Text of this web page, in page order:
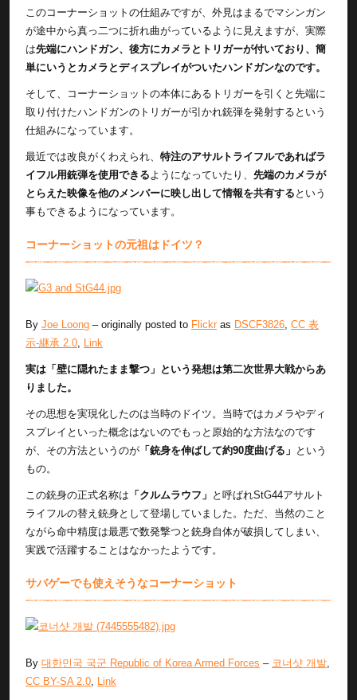
このコーナーショットの仕組みですが、外見はまるでマシンガン
が途中から真っ二つに折れ曲がっているように見えますが、実際
は先端にハンドガン、後方にカメラとトリガーが付いており、簡
単にいうとカメラとディスプレイがついたハンドガンなのです。
そして、コーナーショットの本体にあるトリガーを引くと先端に
取り付けたハンドガンのトリガーが引かれ銃弾を発射するという
仕組みになっています。
最近では改良がくわえられ、 特注のアサルトライフルであればラ
イフル用銃弾を使用できるようになっていたり、 先端のカメラが
とらえた映像を他のメンバーに映し出して情報を共有する という
事もできるようになっています。
コーナーショットの元祖はドイツ？
By Joe Loong – originally posted to Flickr as DSCF3826, CC 表
示-継承 2.0, Link
実は「壁に隠れたまま撃つ」という発想は第二次世界大戦からあ
りました。
その思想を実現化したのは当時のドイツ。当時ではカメラやディ
スプレイといった概念はないのでもっと原始的な方法なのです
が、その方法というのが 「銃身を伸ばして約90度曲げる」 という
もの。
この銃身の正式名称は 「クルムラウフ」 と呼ばれStG44アサルト
ライフルの替え銃身として登場していました。ただ、当然のこと
ながら命中精度は最悪で数発撃つと銃身自体が破損してしまい、
実践で活躍することはなかったようです。
サバゲーでも使えそうなコーナーショット
By 대한민국 국군 Republic of Korea Armed Forces – 코너샷 개발,
CC BY-SA 2.0, Link